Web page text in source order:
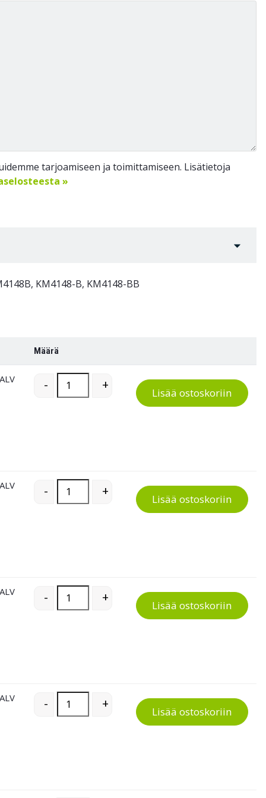
tarjoamiseen ja toimittamiseen. Lisätietoja
»
KM4148-B, KM4148-BB
Määrä
- Kevyt hyllyvaunu kahdella kahvalla quantity
+
Lisää ostoskoriin
- Kevyt hyllyvaunu kahdella kahvalla quantity
+
Lisää ostoskoriin
- Kevyt hyllyvaunu kahdella kahvalla quantity
+
Lisää ostoskoriin
- Kevyt hyllyvaunu kahdella kahvalla quantity
+
Lisää ostoskoriin